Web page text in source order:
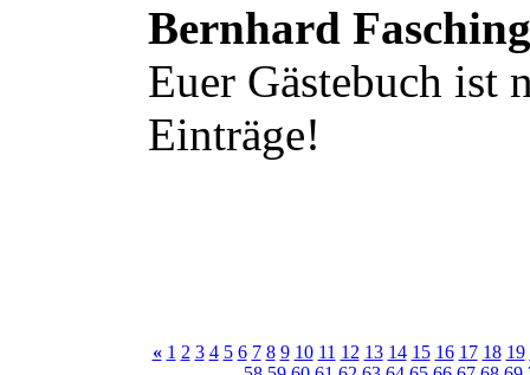
Bernhard Fasching
Euer Gästebuch ist
Einträge!
« 1 2 3 4 5 6 7 8 9 10 11 12 13 14 15 16 17 18 19